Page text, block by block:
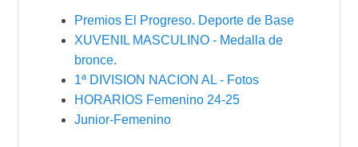
Premios El Progreso. Deporte de Base
XUVENIL MASCULINO - Medalla de
bronce.
1ª DIVISION NACION AL - Fotos
HORARIOS Femenino 24-25
Junior-Femenino